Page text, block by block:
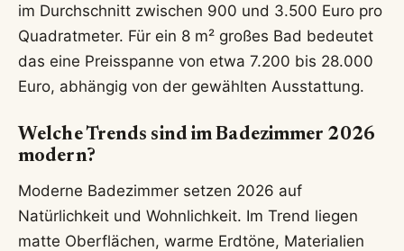
im Durchschnitt zwischen 900 und 3.500 Euro pro
Quadratmeter. Für ein 8 m² großes Bad bedeutet
das eine Preisspanne von etwa 7.200 bis 28.000
Euro, abhängig von der gewählten Ausstattung.
Welche Trends sind im Badezimmer 2026
modern?
Moderne Badezimmer setzen 2026 auf
Natürlichkeit und Wohnlichkeit. Im Trend liegen
matte Oberflächen, warme Erdtöne, Materialien